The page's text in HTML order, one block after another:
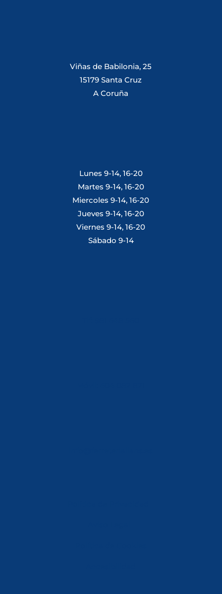
Viñas de Babilonia, 25
15179 Santa Cruz
A Coruña
Lunes 9-14, 16-20
Martes 9-14, 16-20
Miercoles 9-14, 16-20
Jueves 9-14, 16-20
Viernes 9-14, 16-20
Sábado 9-14